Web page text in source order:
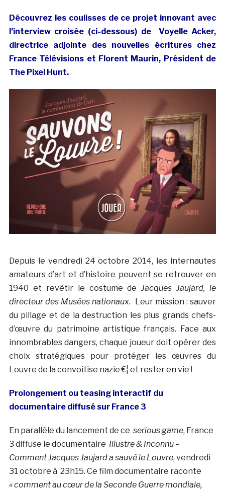
Découvrez les coulisses de ce projet innovant avec
l’interview croisée (ci-dessous) de Voyelle Acker,
directrice adjointe des nouvelles écritures chez
France Télévisions et Florent Maurin, Président de
The Pixel Hunt.
Depuis le vendredi 24 octobre 2014, les internautes
amateurs d’art et d’histoire peuvent se retrouver en
1940 et revêtir le costume deJacques Jaujard, le
directeur des Musées nationaux. Leur mission : sauver
du pillage et de la destruction les plus grands chefs-
d’œuvre du patrimoine artistique français. Face aux
innombrables dangers, chaque joueur doit opérer des
choix stratégiques pour protéger les œuvres du
Louvre de la convoitise nazie €¦ et rester en vie !
Prolongement ou teasing interactif du
documentaire diffusé sur France 3
En parallèle du lancement de ce serious game, France
3 diffuse le documentaire Illustre & Inconnu –
Comment Jacques Jaujard a sauvé le Louvre, vendredi
31 octobre à 23h15. Ce film documentaire raconte
« comment au cœur de la Seconde Guerre mondiale,